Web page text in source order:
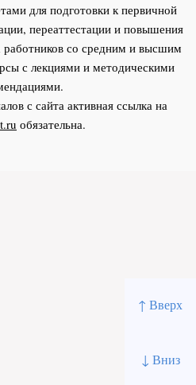
↑ Вверх
↓ Вниз
для подготовки к первичной
переаттестации и повышения
со средним и высшим
с лекциями и методическими
с сайта активная ссылка на
обязательна.